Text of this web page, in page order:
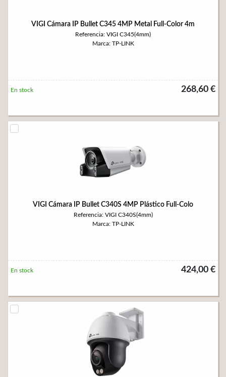
VIGI Cámara IP Bullet C345 4MP Metal Full-Color 4m
Referencia: VIGI C345(4mm)
Marca: TP-LINK
268,60 €
En stock
VIGI Cámara IP Bullet C340S 4MP Plástico Full-Colo
Referencia: VIGI C340S(4mm)
Marca: TP-LINK
424,00 €
En stock